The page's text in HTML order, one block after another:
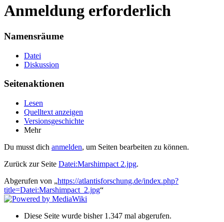
Anmeldung erforderlich
Namensräume
Datei
Diskussion
Seitenaktionen
Lesen
Quelltext anzeigen
Versionsgeschichte
Mehr
Du musst dich anmelden, um Seiten bearbeiten zu können.
Zurück zur Seite Datei:Marshimpact 2.jpg.
Abgerufen von „https://atlantisforschung.de/index.php?
title=Datei:Marshimpact_2.jpg“
Diese Seite wurde bisher 1.347 mal abgerufen.